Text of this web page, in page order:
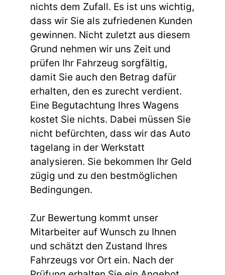
nichts dem Zufall. Es ist uns wichtig,
dass wir Sie als zufriedenen Kunden
gewinnen. Nicht zuletzt aus diesem
Grund nehmen wir uns Zeit und
prüfen Ihr Fahrzeug sorgfältig,
damit Sie auch den Betrag dafür
erhalten, den es zurecht verdient.
Eine Begutachtung Ihres Wagens
kostet Sie nichts. Dabei müssen Sie
nicht befürchten, dass wir das Auto
tagelang in der Werkstatt
analysieren. Sie bekommen Ihr Geld
zügig und zu den bestmöglichen
Bedingungen.
Zur Bewertung kommt unser
Mitarbeiter auf Wunsch zu Ihnen
und schätzt den Zustand Ihres
Fahrzeugs vor Ort ein. Nach der